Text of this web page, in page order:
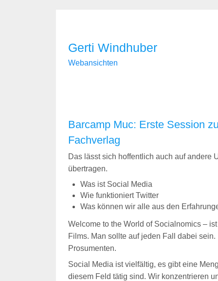
Gerti Windhuber
Webansichten
Barcamp Muc: Erste Session
Fachverlag
Das lässt sich hoffentlich auch auf andere
übertragen.
Was ist Social Media
Wie funktioniert Twitter
Was können wir alle aus den
Welcome to the World of Socialnomics –
Films. Man sollte auf jeden Fall dabei
Prosumenten.
Social Media ist vielfältig, es gibt eine
diesem Feld tätig sind. Wir konzentrieren